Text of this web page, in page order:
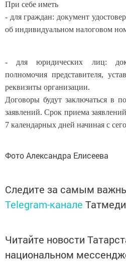
При себе иметь
- для граждан: документ
об индивидуальном налоговом
- для юридических лиц:
полномочия представителя,
реквизиты организации.
Договоры будут заключаться в
заявлений. Срок приема
7 календарных дней начиная с
Фото Александра Елисеева
Следите за самым
Telegram-канале
Читайте новости
национальном